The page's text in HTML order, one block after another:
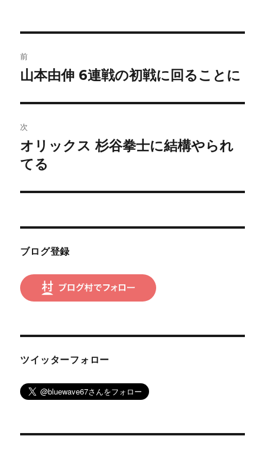
稿
ビ
ゲ
ー
シ
ン
前
前
投
稿:
山本由伸 6連戦の初戦に回ることに
次
次
の
稿:
オリックス 杉谷拳士に結構やられ
てる
ブログ登録
ツイッターフォロー